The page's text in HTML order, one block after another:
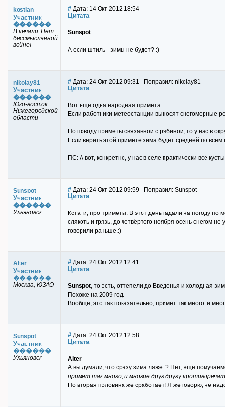
kostian
Участник
������
В печали. Нет
бессмысленной
войне!
# Дата: 14 Окт 2012 18:54
Цитата
Sunspot
А если штиль - зимы не будет? :)
nikolay81
Участник
������
Юго-восток
Нижегородской
области
# Дата: 24 Окт 2012 09:31 - Поправил: nikolay81
Цитата
Вот еще одна народная примета:
Если работники метеостанции выносят снегомерные
По поводу приметы связанной с рябиной, то у нас в
Если верить этой примете зима будет средней по
ПС: А вот, конкретно, у нас в селе практически все
Sunspot
Участник
������
Ульяновск
# Дата: 24 Окт 2012 09:59 - Поправил: Sunspot
Цитата
Кстати, про приметы. В этот день гадали на погоду по
слякоть и грязь, до четвёртого ноября осень снегом
говорили раньше.:)
Alter
Участник
������
Москва, ЮЗАО
# Дата: 24 Окт 2012 12:41
Цитата
Sunspot, то есть, оттепели до Введенья и холодная
Похоже на 2009 год.
Вообще, это так показательно, примет так много, и
Sunspot
Участник
������
Ульяновск
# Дата: 24 Окт 2012 12:58
Цитата
Alter
А вы думали, что сразу зима ляжет? Нет, ещё
примет так много, и многие друг другу
Но вторая половина же сработает! Я же говорю, не